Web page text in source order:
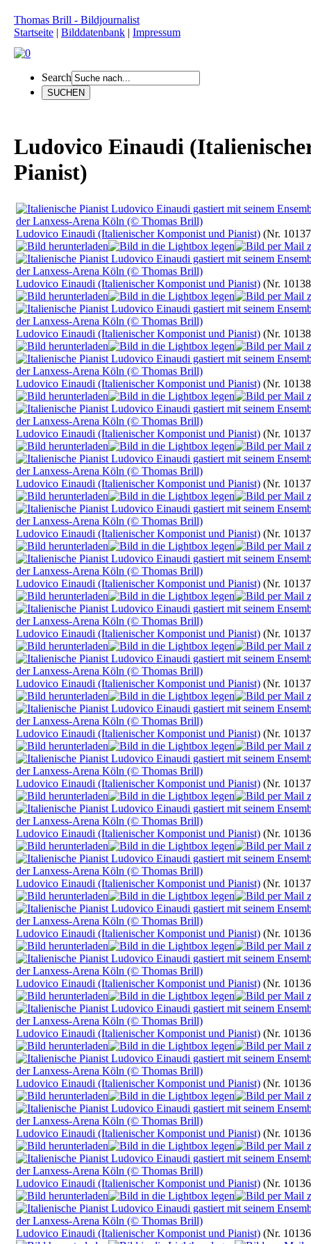
Thomas Brill - Bildjournalist
Startseite | Bilddatenbank | Impressum
Search
Ludovico Einaudi
Pianist)
Ludovico Einaudi (Italienischer Komponist und Pianist) (Nr.
Ludovico Einaudi (Italienischer Komponist und Pianist) (Nr.
Ludovico Einaudi (Italienischer Komponist und Pianist) (Nr.
Ludovico Einaudi (Italienischer Komponist und Pianist) (Nr.
Ludovico Einaudi (Italienischer Komponist und Pianist) (Nr.
Ludovico Einaudi (Italienischer Komponist und Pianist) (Nr.
Ludovico Einaudi (Italienischer Komponist und Pianist) (Nr.
Ludovico Einaudi (Italienischer Komponist und Pianist) (Nr.
Ludovico Einaudi (Italienischer Komponist und Pianist) (Nr.
Ludovico Einaudi (Italienischer Komponist und Pianist) (Nr.
Ludovico Einaudi (Italienischer Komponist und Pianist) (Nr.
Ludovico Einaudi (Italienischer Komponist und Pianist) (Nr.
Ludovico Einaudi (Italienischer Komponist und Pianist) (Nr.
Ludovico Einaudi (Italienischer Komponist und Pianist) (Nr.
Ludovico Einaudi (Italienischer Komponist und Pianist) (Nr.
Ludovico Einaudi (Italienischer Komponist und Pianist) (Nr.
Ludovico Einaudi (Italienischer Komponist und Pianist) (Nr.
Ludovico Einaudi (Italienischer Komponist und Pianist) (Nr.
Ludovico Einaudi (Italienischer Komponist und Pianist) (Nr.
Ludovico Einaudi (Italienischer Komponist und Pianist) (Nr.
Ludovico Einaudi (Italienischer Komponist und Pianist) (Nr.